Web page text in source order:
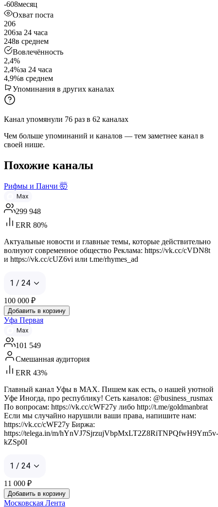
-608месяц
Охват поста
206
206за 24 часа
248в среднем
Вовлечённость
2,4%
2,4%за 24 часа
4,9%в среднем
Упоминания в других каналах
Канал упомянули 76 раз в 62 каналах
Чем больше упоминаний и каналов — тем заметнее канал в
своей нише.
Похожие каналы
Рифмы и Панчи 🤯
Max
299 948
ERR 80%
Актуальные новости и главные темы, которые действительно
волнуют современное общество Реклама: https://vk.cc/cVDN8t
и https://vk.cc/cUZ6vi или t.me/rhymes_ad
1 / 24
100 000 ₽
Добавить в корзину
Уфа Первая
Max
101 549
Смешанная аудитория
ERR 43%
Главный канал Уфы в MAX. Пишем как есть, о нашей уютной
Уфе Иногда, про республику! Сеть каналов: @business_rusmax
По вопросам: https://vk.cc/cWF27y либо http://t.me/goldmanbrat
Если мы случайно нарушили ваши права, напишите нам:
https://vk.cc/cWF27y Биржа:
https://telega.in/m/hYnVJ7SjrzujVbpMxLT2Z8RiTNPQfwH9Ym5v-
kZSp0I
1 / 24
11 000 ₽
Добавить в корзину
Московская Лента